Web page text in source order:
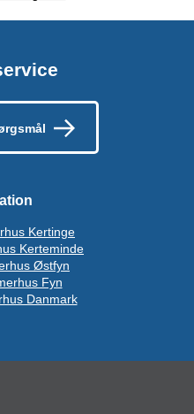
Kertinge
Kerteminde
Østfyn
Fyn
Danmark